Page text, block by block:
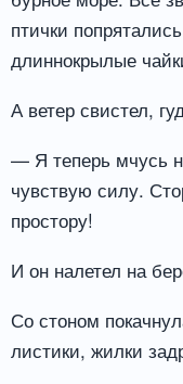
птички
длиннокрылые
А ветер свистел,
— Я теперь мчусь
чувствую силу.
простору!
И он налетел на
Со стоном
листики, жилки